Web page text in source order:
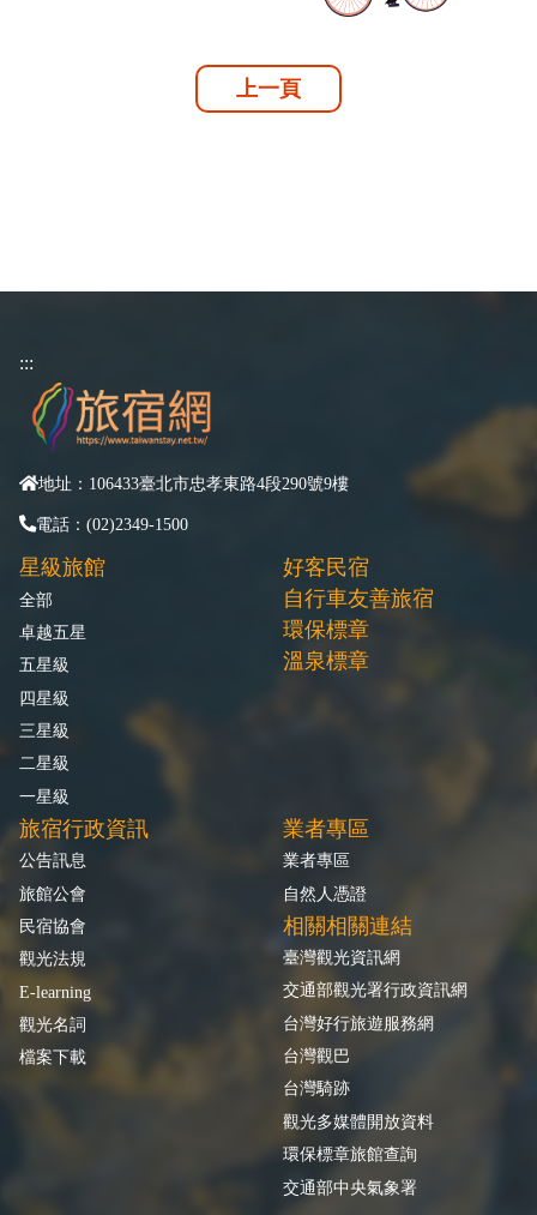
上一頁
:::
地址：106433臺北市忠孝東路4段290號9樓
電話：(02)2349-1500
星級旅館
全部
卓越五星
五星級
四星級
三星級
二星級
一星級
好客民宿
自行車友善旅宿
環保標章
溫泉標章
旅宿行政資訊
公告訊息
旅館公會
民宿協會
觀光法規
E-learning
觀光名詞
檔案下載
業者專區
業者專區
自然人憑證
相關相關連結
臺灣觀光資訊網
交通部觀光署行政資訊網
台灣好行旅遊服務網
台灣觀巴
台灣騎跡
觀光多媒體開放資料
環保標章旅館查詢
交通部中央氣象署